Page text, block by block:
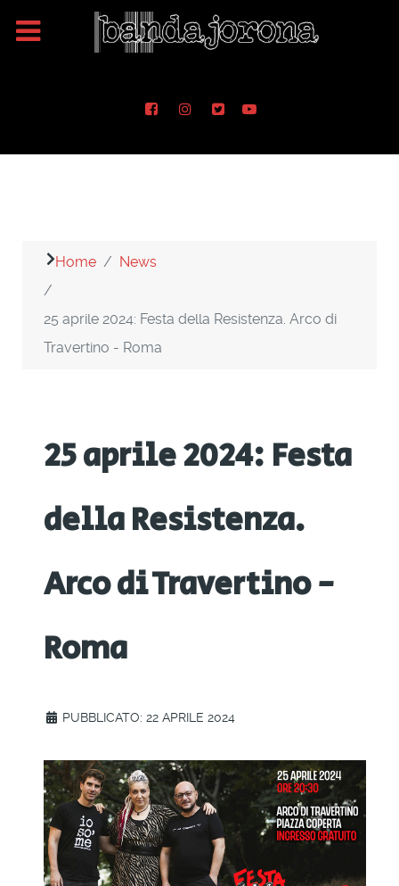
Home News
25 aprile 2024: Festa della Resistenza. Arco di
Travertino - Roma
25 aprile 2024: Festa
della Resistenza.
Arco di Travertino -
Roma
PUBBLICATO: 22 APRILE 2024